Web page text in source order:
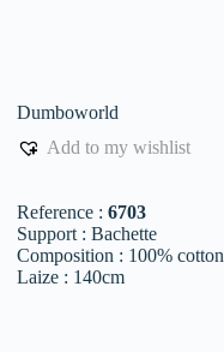
Dumboworld
Add to my wishlist
Reference : 6703
Support : Bachette
Composition : 100% cotton
Laize : 140cm